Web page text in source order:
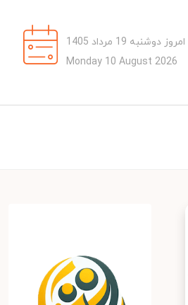
امروز دوشنبه 19 مرداد 1405
Monday 10 August 2026